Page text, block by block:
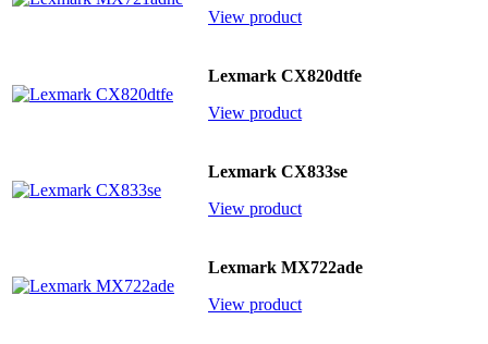
View product
Lexmark CX820dtfe
View product
Lexmark CX833se
View product
Lexmark MX722ade
View product